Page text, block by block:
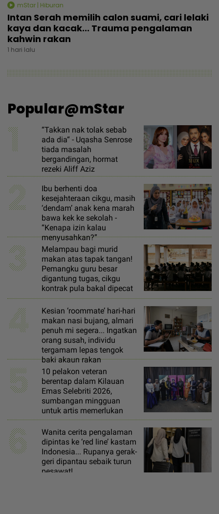
mStar | Hiburan
Intan Serah memilih calon suami, cari lelaki
kaya dan kacak... Trauma pengalaman
kahwin rakan
1 hari lalu
Popular@mStar
1
“Takkan nak tolak sebab
ada dia“ - Uqasha Senrose
tiada masalah
bergandingan, hormat
rezeki Aliff Aziz
2
Ibu berhenti doa
kesejahteraan cikgu, masih
‘dendam’ anak kena marah
bawa kek ke sekolah -
“Kenapa izin kalau
menyusahkan?”
3
Melampau bagi murid
makan atas tapak tangan!
Pemangku guru besar
digantung tugas, cikgu
kontrak pula bakal dipecat
4
Kesian ‘roommate’ hari-hari
makan nasi bujang, almari
penuh mi segera... Ingatkan
orang susah, individu
tergamam lepas tengok
baki akaun rakan
5
10 pelakon veteran
berentap dalam Kilauan
Emas Selebriti 2026,
sumbangan mingguan
untuk artis memerlukan
6
Wanita cerita pengalaman
dipintas ke ‘red line’ kastam
Indonesia... Rupanya gerak-
geri dipantau sebaik turun
pesawat!